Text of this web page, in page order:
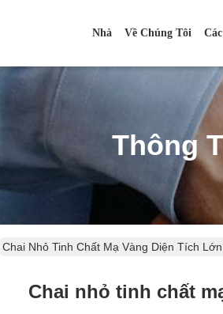
Nhà Về Chúng Tôi
Thông
Chai Nhỏ Tinh Chất Mạ Vàng Diện Tích
Chai nhỏ tinh chất